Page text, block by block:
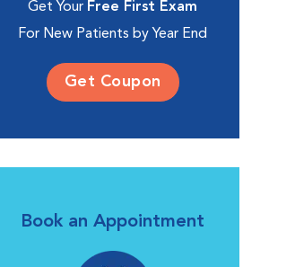
Get Your Free First Exam
For New Patients by Year End
Get Coupon
Book an Appointment